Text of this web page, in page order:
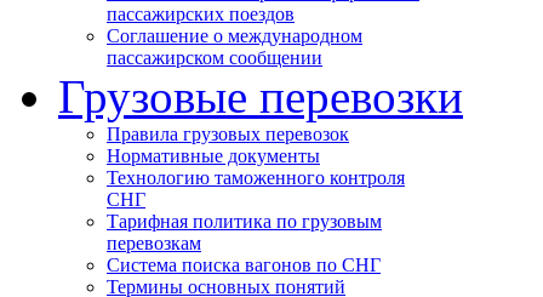
пассажирских поездов
Соглашение о международном
пассажирском сообщении
Грузовые перевозки
Правила грузовых перевозок
Нормативные документы
Технологию таможенного контроля
СНГ
Тарифная политика по грузовым
перевозкам
Система поиска вагонов по СНГ
Термины основных понятий